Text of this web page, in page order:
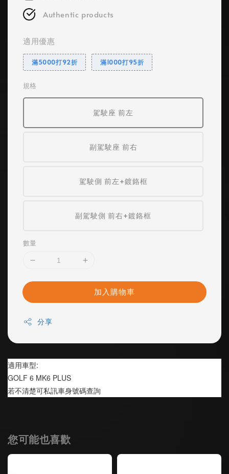
Authentic products
適用優惠
滿5000打92折 滿1000打95折
規格
駕駛座 前左
副駕駛座 前右
駕駛側 前左+鍍鉻框
副駕駛側 前右+鍍鉻框
數量
加入購物車
分享
適用車型:
GOLF 6 MK6 PLUS
若不清楚可私訊車身號碼查詢
您可能也喜歡